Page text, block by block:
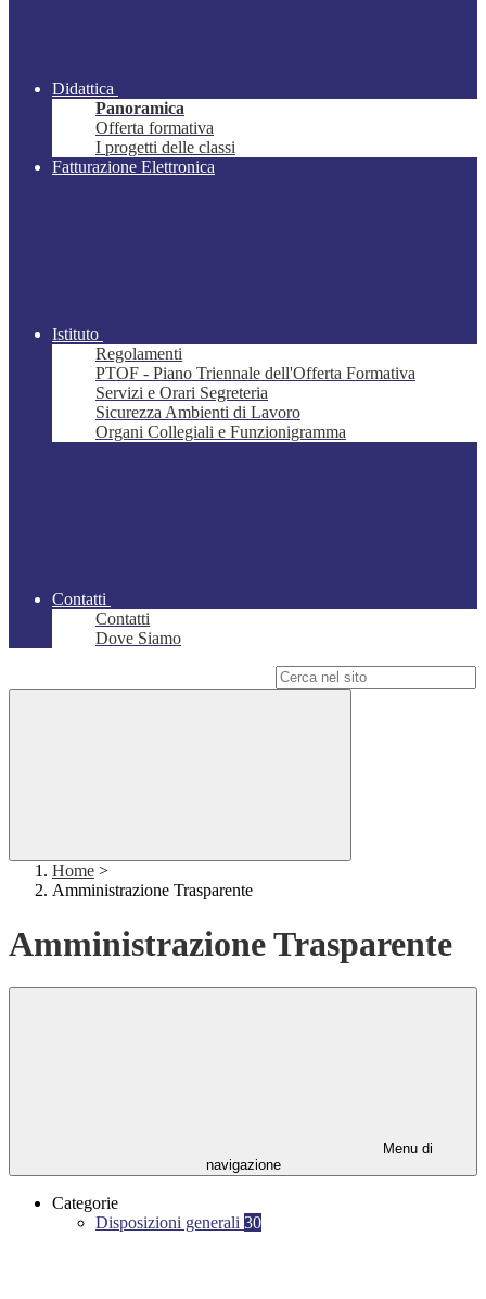
Didattica
Panoramica
Offerta formativa
I progetti delle classi
Fatturazione Elettronica
Istituto
Regolamenti
PTOF - Piano Triennale dell'Offerta Formativa
Servizi e Orari Segreteria
Sicurezza Ambienti di Lavoro
Organi Collegiali e Funzionigramma
Contatti
Contatti
Dove Siamo
Home >
Amministrazione Trasparente
Amministrazione Trasparente
Menu di
navigazione
Categorie
Disposizioni generali 30